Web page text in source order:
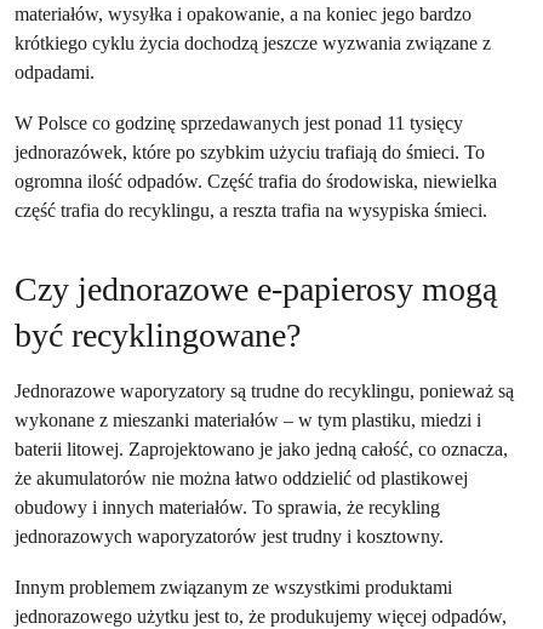
materiałów, wysyłka i opakowanie, a na koniec jego bardzo
krótkiego cyklu życia dochodzą jeszcze wyzwania związane z
odpadami.
W Polsce co godzinę sprzedawanych jest ponad 11 tysięcy
jednorazówek, które po szybkim użyciu trafiają do śmieci. To
ogromna ilość odpadów. Część trafia do środowiska, niewielka
część trafia do recyklingu, a reszta trafia na wysypiska śmieci.
Czy jednorazowe e-papierosy mogą
być recyklingowane?
Jednorazowe waporyzatory są trudne do recyklingu, ponieważ są
wykonane z mieszanki materiałów – w tym plastiku, miedzi i
baterii litowej. Zaprojektowano je jako jedną całość, co oznacza,
że akumulatorów nie można łatwo oddzielić od plastikowej
obudowy i innych materiałów. To sprawia, że recykling
jednorazowych waporyzatorów jest trudny i kosztowny.
Innym problemem związanym ze wszystkimi produktami
jednorazowego użytku jest to, że produkujemy więcej odpadów,